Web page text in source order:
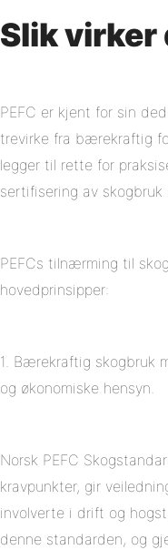
Slik virker
PEFC er kjent for sin
trevirke fra bærekraftig
legger til rette for
sertifisering av skogbruk
PEFCs tilnærming til
hovedprinsipper:
1. Bærekraftig skogbruk
og økonomiske hensyn.
Norsk PEFC
kravpunkter, gir
involverte i drift og
denne standarden, og